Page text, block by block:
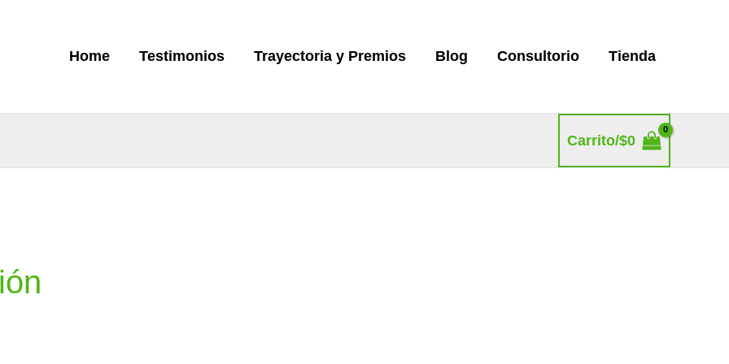
Home Testimonios Trayectoria y Premios Blog Consultorio Tienda
Carrito/$0